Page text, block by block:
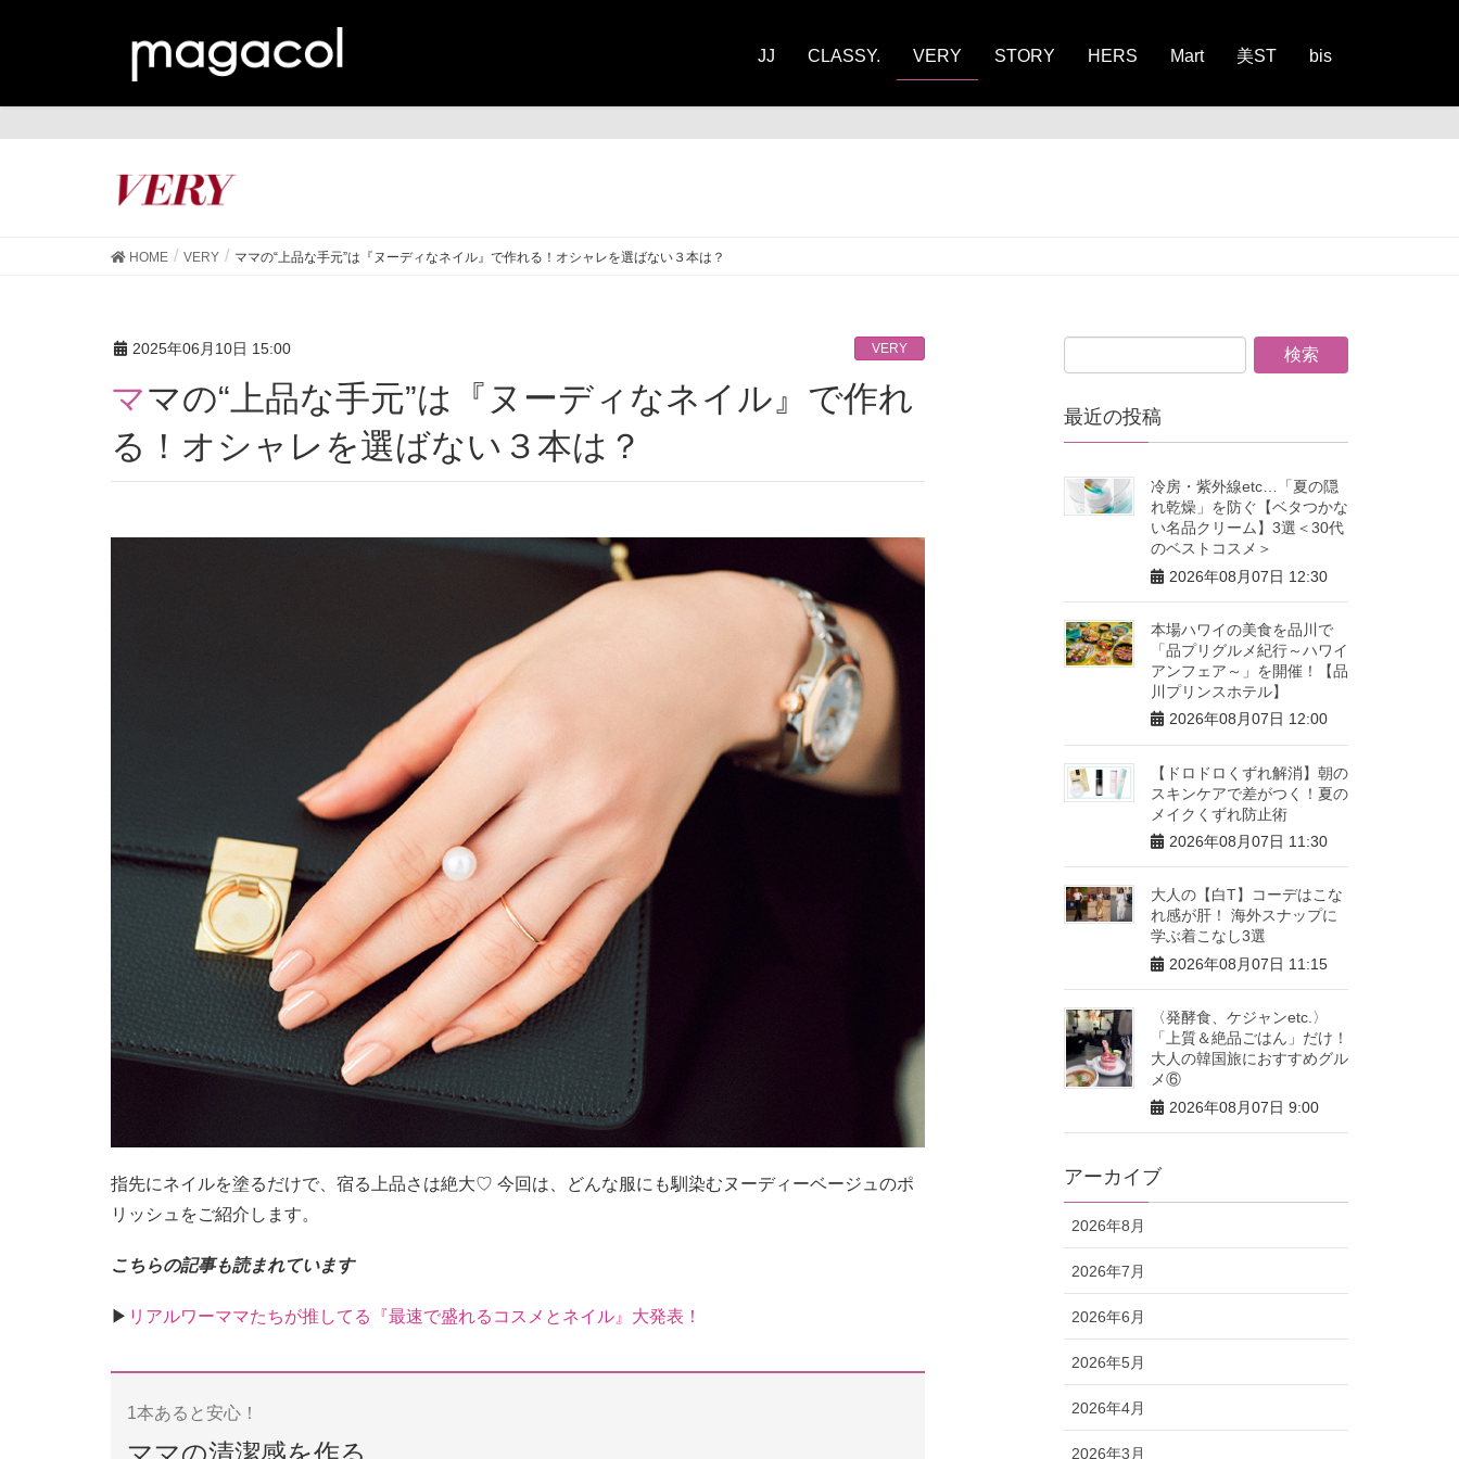
JJ CLASSY. VERY STORY HERS Mart 美ST bis
HOME VERY ママの“上品な手元”は『ヌーディなネイル』で作れる！オシャレを選ばない３本は？
2025年06月10日 15:00 VERY
ママの“上品な手元”は『ヌーディなネイル』で作れ
る！オシャレを選ばない３本は？
指先にネイルを塗るだけで、宿る上品さは絶大♡ 今回は、どんな服にも馴染むヌーディーベージュのポ
リッシュをご紹介します。
こちらの記事も読まれています
▶︎ リアルワーママたちが推してる『最速で盛れるコスメとネイル』大発表！
1本あると安心！
ママの清潔感を作る
最近の投稿
冷房・紫外線etc…「夏の隠
れ乾燥」を防ぐ【ベタつかな
い名品クリーム】3選＜30代
のベストコスメ＞
2026年08月07日 12:30
本場ハワイの美食を品川で
「品プリグルメ紀行～ハワイ
アンフェア～」を開催！【品
川プリンスホテル】
2026年08月07日 12:00
【ドロドロくずれ解消】朝の
スキンケアで差がつく！夏の
メイクくずれ防止術
2026年08月07日 11:30
大人の【白T】コーデはこな
れ感が肝！ 海外スナップに
学ぶ着こなし3選
2026年08月07日 11:15
〈発酵食、ケジャンetc.〉
「上質＆絶品ごはん」だけ！
大人の韓国旅におすすめグル
メ⑥
2026年08月07日 9:00
アーカイブ
2026年8月
2026年7月
2026年6月
2026年5月
2026年4月
2026年3月